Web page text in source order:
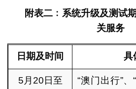
附表二 ﹕系统升级及测试
关服务
日期及时间 具
5月20日至
“澳门出行”、